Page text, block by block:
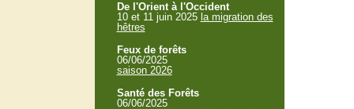
De l'Orient à l'Occident
10 et 11 juin 2025 la migration des
hêtres
Feux de forêts
06/06/2025
saison 2026
Santé des Forêts
06/06/2025